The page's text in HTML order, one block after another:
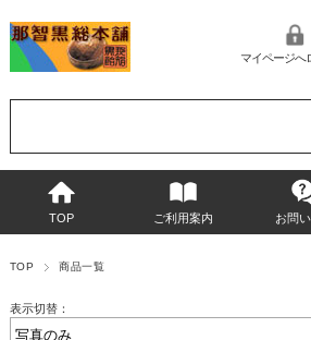
マイページへ
TOP ご利用案内 お問
TOP 商品一覧
表示切替：